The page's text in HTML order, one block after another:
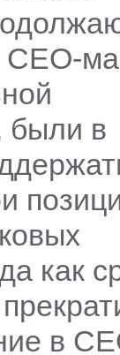
СЕО-
были в
как
в